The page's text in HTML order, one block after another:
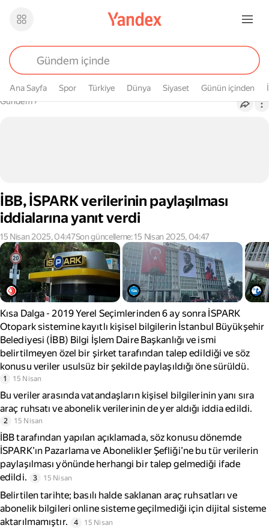
Ana Sayfa Spor Türkiye Dünya Siyaset Günün içinden
Buradasın
Gündem›
İBB, İSPARK verilerinin paylaşılması
iddialarına yanıt verdi
15 Nisan 2025, 04:47Son güncelleme: 15 Nisan 2025, 04:47
Kısa Dalga - 2019 Yerel Seçimlerinden 6 ay sonra İSPARK
Otopark sistemine kayıtlı kişisel bilgilerin İstanbul Büyükşehir
Belediyesi (İBB) Bilgi İşlem Daire Başkanlığı ve ismi
belirtilmeyen özel bir şirket tarafından talep edildiği ve söz
konusu veriler usulsüz bir şekilde paylaşıldığı öne sürüldü.
1 15 Nisan
Bu veriler arasında vatandaşların kişisel bilgilerinin yanı sıra
araç ruhsatı ve abonelik verilerinin de yer aldığı iddia edildi.
2 15 Nisan
İBB tarafından yapılan açıklamada, söz konusu dönemde
İSPARK’ın Pazarlama ve Abonelikler Şefliği’ne bu tür verilerin
paylaşılması yönünde herhangi bir talep gelmediği ifade
edildi.
3 15 Nisan
Belirtilen tarihte; basılı halde saklanan araç ruhsatları ve
abonelik bilgileri online sisteme geçilmediği için dijital sisteme
aktarılmamıştır.
4 15 Nisan